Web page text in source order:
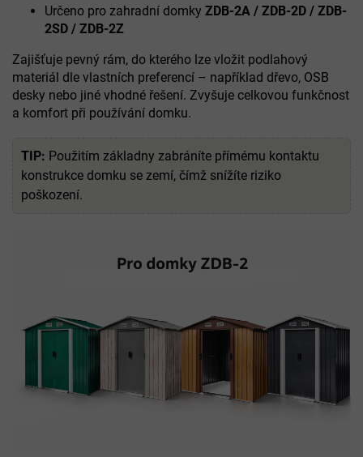
Určeno pro zahradní domky ZDB-2A / ZDB-2D / ZDB-
2SD / ZDB-2Z
Zajišťuje pevný rám, do kterého lze vložit podlahový
materiál dle vlastních preferencí – například dřevo, OSB
desky nebo jiné vhodné řešení. Zvyšuje celkovou funkčnost
a komfort při používání domku.
TIP: Použitím základny zabráníte přímému kontaktu
konstrukce domku se zemí, čímž snížíte riziko
poškození.